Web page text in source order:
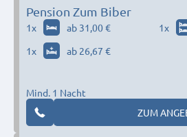
Pension Zum Biber
1x ab 31,00 € 1x
1x ab 26,67 €
Mind. 1 Nacht
ZUM